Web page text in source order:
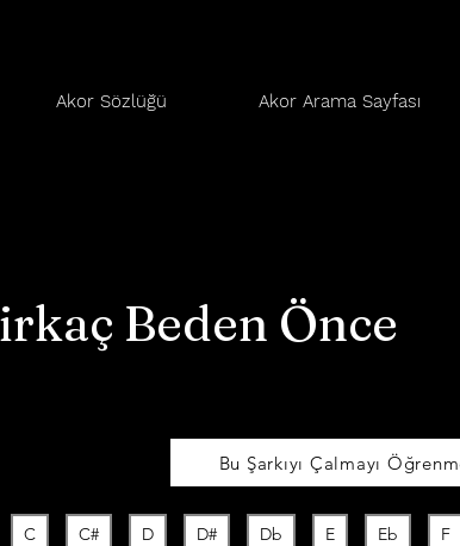
Akor Sözlüğü Akor Arama Sayfası
Beden Önce
Bu Şarkıyı Çalmayı
C C# D D# Db E Eb F